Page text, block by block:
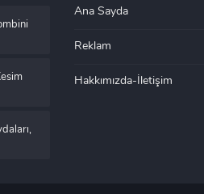
Ana Sayda
Reklam
Hakkımızda-İletişim